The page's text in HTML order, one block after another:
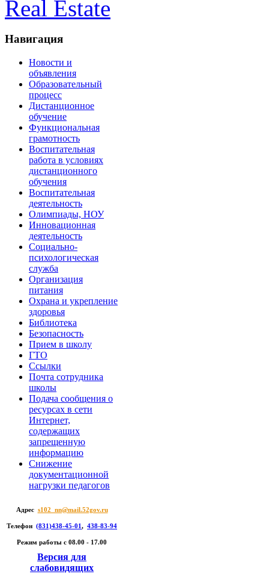
Real Estate
Навигация
Новости и
объявления
Образовательный
процесс
Дистанционное
обучение
Функциональная
грамотность
Воспитательная
работа в условиях
дистанционного
обучения
Воспитательная
деятельность
Олимпиады, НОУ
Инновационная
деятельность
Социально-
психологическая
служба
Организация
питания
Охрана и укрепление
здоровья
Библиотека
Безопасность
Прием в школу
ГТО
Ссылки
Почта сотрудника
школы
Подача сообщения о
ресурсах в сети
Интернет,
содержащих
запрещенную
информацию
Снижение
документационной
нагрузки педагогов
Адрес s102_nn@mail.52gov.ru
Телефон (831)438-45-01 , 438-83-94
Режим работы c 08.00 - 17.00
Версия для
слабовидящих